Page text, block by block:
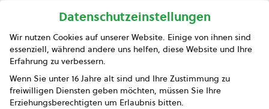
Presse
Impressum
Datenschutz
Datenschutzeinstellungen
Wir nutzen Cookies auf unserer Website. Einige von ihnen sind
essenziell, während andere uns helfen, diese Website und Ihre
Erfahrung zu verbessern.
Wenn Sie unter 16 Jahre alt sind und Ihre Zustimmung zu
freiwilligen Diensten geben möchten, müssen Sie Ihre
Erziehungsberechtigten um Erlaubnis bitten.